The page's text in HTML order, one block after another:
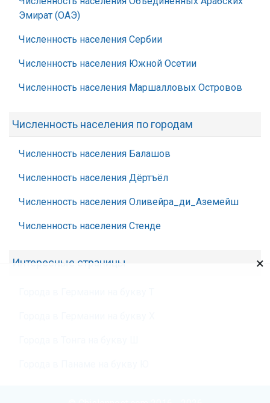
Эмират (ОАЭ)
Численность населения Сербии
Численность населения Южной Осетии
Численность населения Маршалловых Островов
Численность населения по городам
Численность населения Балашов
Численность населения Дёртъёл
Численность населения Оливейра_ди_Аземейш
Численность населения Стенде
Интересные страницы ×